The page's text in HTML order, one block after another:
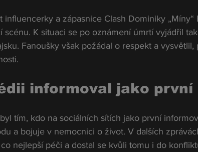
influencerky a zápasnice Clash Dominiky „Míny“
scénu. K situaci se po oznámení úmrtí vyjádřil
Fanoušky však požádal o respekt a
informoval jako první
tím, kdo na sociálních sítích jako první
a bojuje v nemocnici o život. V dalších
nejlepší péči a dostal se kvůli tomu i do